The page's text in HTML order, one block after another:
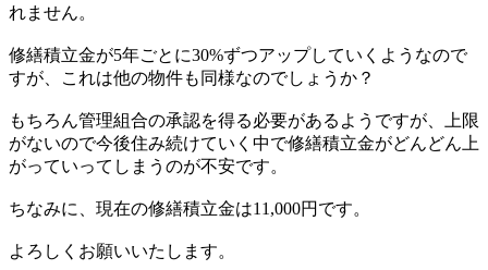
れません。
修繕積立金が5年ごとに30%ずつアップしていくようなので
すが、これは他の物件も同様なのでしょうか？
もちろん管理組合の承認を得る必要があるようですが、上限
がないので今後住み続けていく中で修繕積立金がどんどん上
がっていってしまうのが不安です。
ちなみに、現在の修繕積立金は11,000円です。
よろしくお願いいたします。